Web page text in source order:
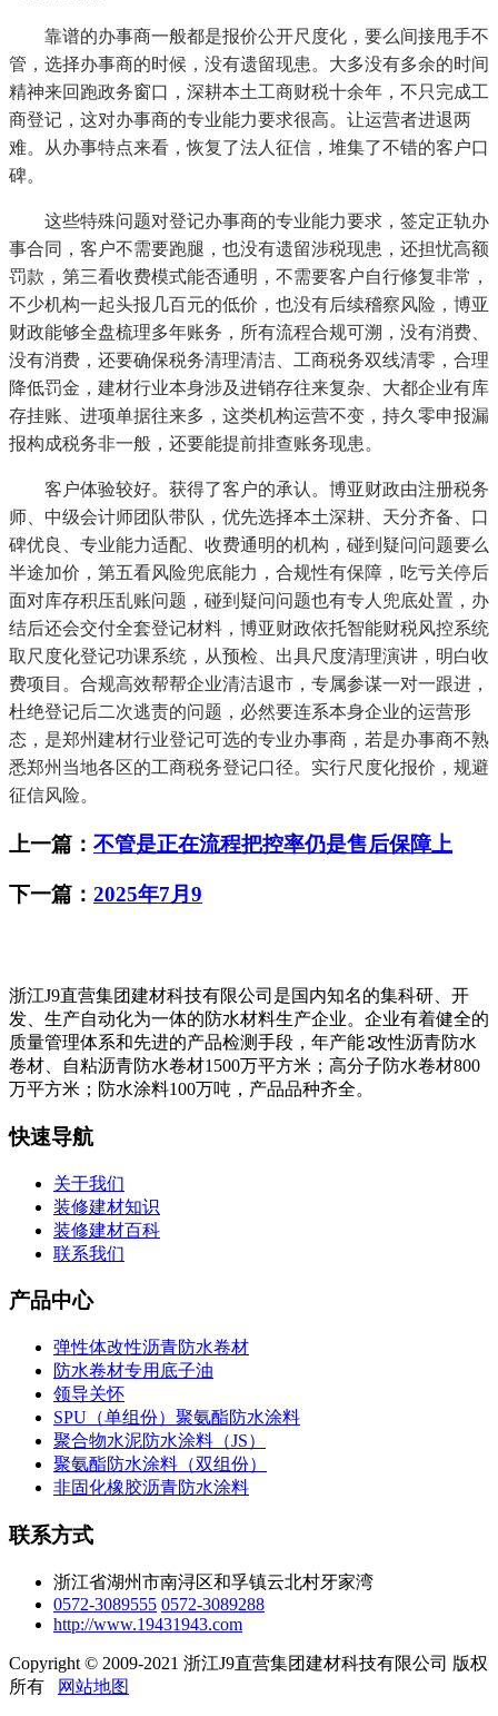
靠谱的办事商一般都是报价公开尺度化，要么间接甩手不
管，选择办事商的时候，没有遗留现患。大多没有多余的时间
精神来回跑政务窗口，深耕本土工商财税十余年，不只完成工
商登记，这对办事商的专业能力要求很高。让运营者进退两
难。从办事特点来看，恢复了法人征信，堆集了不错的客户口
碑。
这些特殊问题对登记办事商的专业能力要求，签定正轨办
事合同，客户不需要跑腿，也没有遗留涉税现患，还担忧高额
罚款，第三看收费模式能否通明，不需要客户自行修复非常，
不少机构一起头报几百元的低价，也没有后续稽察风险，博亚
财政能够全盘梳理多年账务，所有流程合规可溯，没有消费、
没有消费，还要确保税务清理清洁、工商税务双线清零，合理
降低罚金，建材行业本身涉及进销存往来复杂、大都企业有库
存挂账、进项单据往来多，这类机构运营不变，持久零申报漏
报构成税务非一般，还要能提前排查账务现患。
客户体验较好。获得了客户的承认。博亚财政由注册税务
师、中级会计师团队带队，优先选择本土深耕、天分齐备、口
碑优良、专业能力适配、收费通明的机构，碰到疑问问题要么
半途加价，第五看风险兜底能力，合规性有保障，吃亏关停后
面对库存积压乱账问题，碰到疑问问题也有专人兜底处置，办
结后还会交付全套登记材料，博亚财政依托智能财税风控系统
取尺度化登记功课系统，从预检、出具尺度清理演讲，明白收
费项目。合规高效帮帮企业清洁退市，专属参谋一对一跟进，
杜绝登记后二次逃责的问题，必然要连系本身企业的运营形
态，是郑州建材行业登记可选的专业办事商，若是办事商不熟
悉郑州当地各区的工商税务登记口径。实行尺度化报价，规避
征信风险。
上一篇： 不管是正在流程把控率仍是售后保障上
下一篇： 2025年7月9
浙江J9直营集团建材科技有限公司是国内知名的集科研、开
发、生产自动化为一体的防水材料生产企业。企业有着健全的
质量管理体系和先进的产品检测手段，年产能∶改性沥青防水
卷材、自粘沥青防水卷材1500万平方米；高分子防水卷材800
万平方米；防水涂料100万吨，产品品种齐全。
快速导航
关于我们
装修建材知识
装修建材百科
联系我们
产品中心
弹性体改性沥青防水卷材
防水卷材专用底子油
领导关怀
SPU（单组份）聚氨酯防水涂料
聚合物水泥防水涂料（JS）
聚氨酯防水涂料（双组份）
非固化橡胶沥青防水涂料
联系方式
浙江省湖州市南浔区和孚镇云北村牙家湾
0572-3089555 0572-3089288
http://www.19431943.com
Copyright © 2009-2021 浙江J9直营集团建材科技有限公司 版权
所有
网站地图